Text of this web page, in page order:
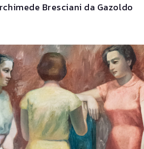
Bresciani da Gazoldo